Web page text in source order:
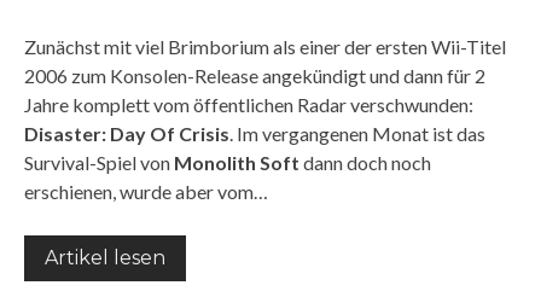
Zunächst mit viel Brimborium als einer der ersten Wii-Titel
2006 zum Konsolen-Release angekündigt und dann für 2
Jahre komplett vom öffentlichen Radar verschwunden:
Disaster: Day Of Crisis. Im vergangenen Monat ist das
Survival-Spiel von Monolith Soft dann doch noch
erschienen, wurde aber vom…
Artikel lesen